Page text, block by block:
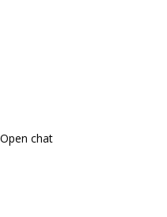
Open chat